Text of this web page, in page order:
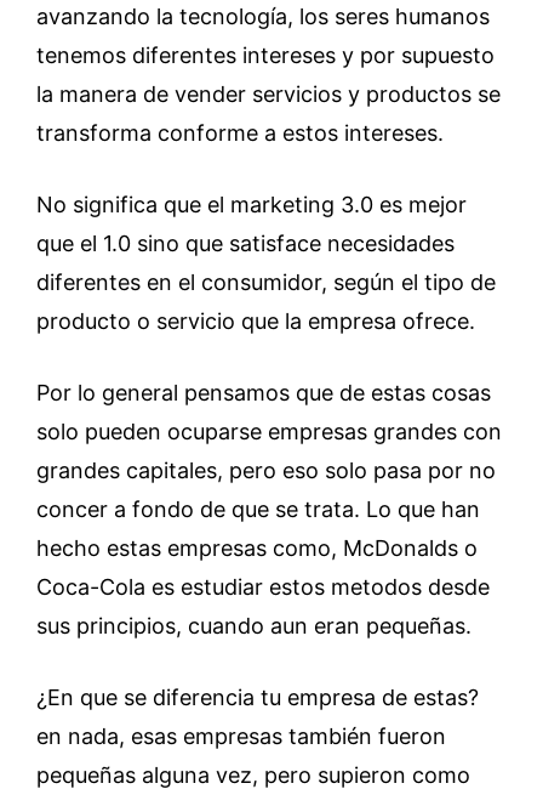
avanzando la tecnología, los seres humanos
tenemos diferentes intereses y por supuesto
la manera de vender servicios y productos se
transforma conforme a estos intereses.
No significa que el marketing 3.0 es mejor
que el 1.0 sino que satisface necesidades
diferentes en el consumidor, según el tipo de
producto o servicio que la empresa ofrece.
Por lo general pensamos que de estas cosas
solo pueden ocuparse empresas grandes con
grandes capitales, pero eso solo pasa por no
concer a fondo de que se trata. Lo que han
hecho estas empresas como, McDonalds o
Coca-Cola es estudiar estos metodos desde
sus principios, cuando aun eran pequeñas.
¿En que se diferencia tu empresa de estas?
en nada, esas empresas también fueron
pequeñas alguna vez, pero supieron como